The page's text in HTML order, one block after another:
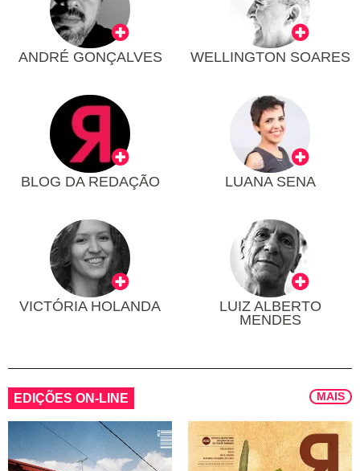
ANDRÉ GONÇALVES WELLINGTON SOARES
BLOG DA REDAÇÃO LUANA SENA
VICTÓRIA HOLANDA
LUIZ ALBERTO
MENDES
EDIÇÕES ON-LINE MAIS